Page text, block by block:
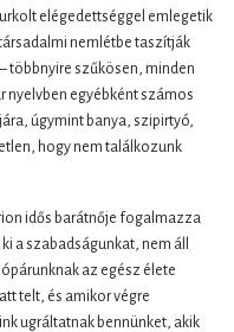
elégedettséggel emlegetik
nemlétbe taszítják
többnyire szűkösen, minden
nyelvben egyébként számos
úgymint banya, szipirtyó,
hogy nem találkozunk
idős barátnője fogalmazza
a szabadságunkat, nem áll
az egész élete
telt, és amikor végre
ugráltatnak bennünket, akik